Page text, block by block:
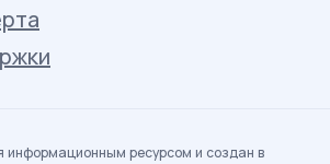
информационным ресурсом и создан в